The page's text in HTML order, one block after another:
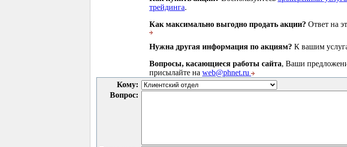
трейдинга.
Как максимально выгодно продать акции? Ответ на
Нужна другая информация по акциям? К вашим
Вопросы, касающиеся работы сайта, Ваши
присылайте на web@phnet.ru
Кому:
Вопрос: